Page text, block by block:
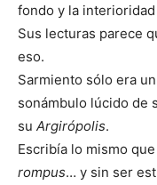
fondo y la
Sus lecturas parece
eso.
Sarmiento sólo era
sonámbulo lúcido de
su Argirópolis.
Escribía lo mismo
rompus… y sin ser